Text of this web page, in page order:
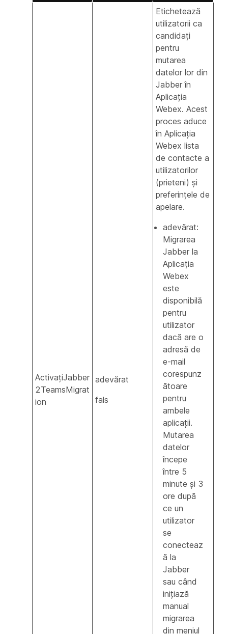
ActivațiJabber
2TeamsMigrat
ion
adevărat
fals
Etichetează
utilizatorii ca
candidați
pentru
mutarea
datelor lor din
Jabber în
Aplicația
Webex. Acest
proces aduce
în Aplicația
Webex lista
de contacte a
utilizatorilor
(prieteni) și
preferințele de
apelare.
adevărat:
Migrarea
Jabber la
Aplicația
Webex
este
disponibilă
pentru
utilizator
dacă are o
adresă de
e-mail
corespunz
ătoare
pentru
ambele
aplicații.
Mutarea
datelor
începe
între 5
minute și 3
ore după
ce un
utilizator
se
conecteaz
ă la
Jabber
sau când
inițiază
manual
migrarea
din meniul